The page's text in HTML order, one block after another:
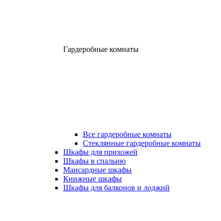
Гардеробные комнаты
Все гардеробные комнаты
Стеклянные гардеробные комнаты
Шкафы для прихожей
Шкафы в спальню
Мансардные шкафы
Книжные шкафы
Шкафы для балконов и лоджий